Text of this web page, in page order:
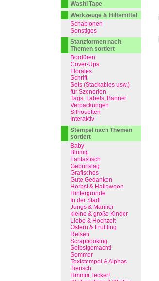
Washi Tape
Werkzeuge & Hilfsmittel
Schablonen
Sonstiges
Stanzformen nach
Themen sortiert
Bordüren
Cover-Ups
Florales
Schrift
Sets (Stackables usw.)
für Szenerien
Tags, Labels, Banner
Verpackungen
Silhouetten
Interaktiv
Stempel nach Themen
sortiert
Baby
Blumig
Fantastisch
Geburtstag
Grafisches
Gute Gedanken
Herbst & Halloween
Hintergründe
In der Stadt
Jungs & Männer
kleine & große Kinder
Liebe & Hochzeit
Ostern & Frühling
Reisen
Scrapbooking
Selbstgemacht!
Sommer
Textstempel & Alphas
Tierisch
Hmmm, lecker!